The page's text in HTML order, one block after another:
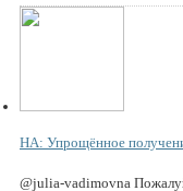
НА: Упрощённое
@julia-vadimovna